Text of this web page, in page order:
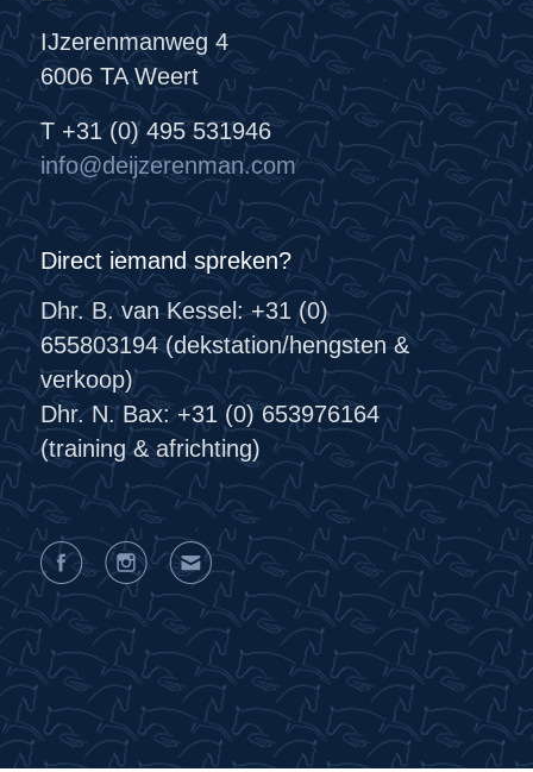
IJzerenmanweg 4
6006 TA Weert
T +31 (0) 495 531946
info@deijzerenman.com
Direct iemand spreken?
Dhr. B. van Kessel: +31 (0)
655803194 (dekstation/hengsten &
verkoop)
Dhr. N. Bax: +31 (0) 653976164
(training & africhting)